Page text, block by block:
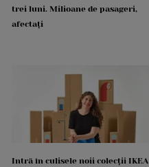
trei luni. Milioane de pasageri,
afectați
Intră în culisele noii colecții IKEA